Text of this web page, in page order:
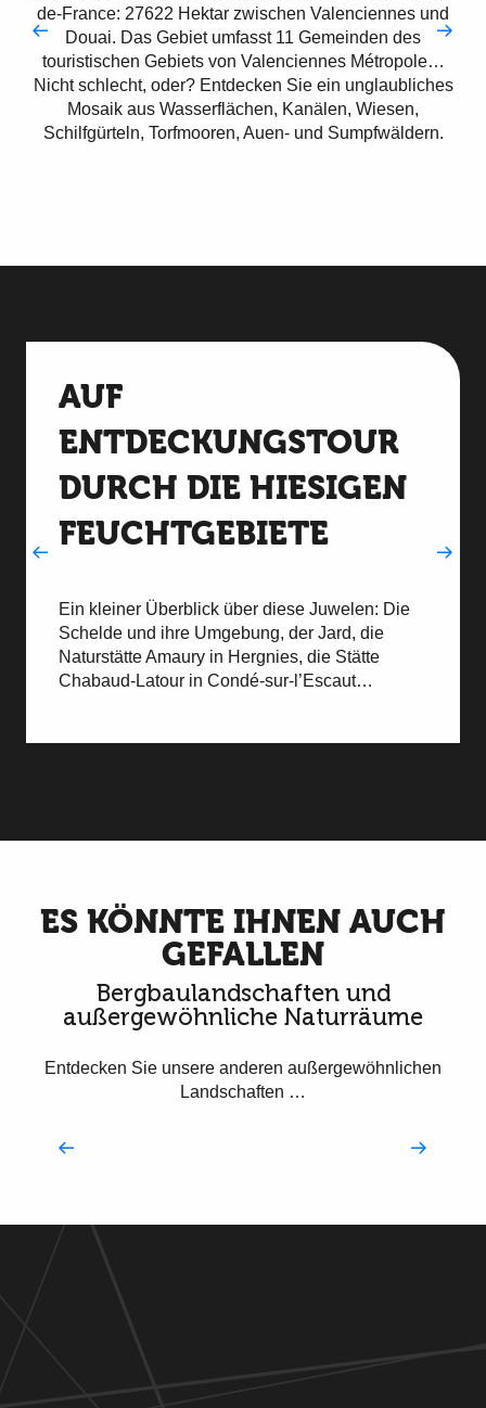
de-France: 27622 Hektar zwischen Valenciennes und
Douai. Das Gebiet umfasst 11 Gemeinden des
touristischen Gebiets von Valenciennes Métropole…
Nicht schlecht, oder? Entdecken Sie ein unglaubliches
Mosaik aus Wasserflächen, Kanälen, Wiesen,
Schilfgürteln, Torfmooren, Auen- und Sumpfwäldern.
AUF
ENTDECKUNGSTOUR
DURCH DIE HIESIGEN
FEUCHTGEBIETE
Ein kleiner Überblick über diese Juwelen: Die
Schelde und ihre Umgebung, der Jard, die
Naturstätte Amaury in Hergnies, die Stätte
Chabaud-Latour in Condé-sur-l’Escaut…
ES KÖNNTE IHNEN AUCH
GEFALLEN
Bergbaulandschaften und
außergewöhnliche Naturräume
Entdecken Sie unsere anderen außergewöhnlichen
Landschaften …